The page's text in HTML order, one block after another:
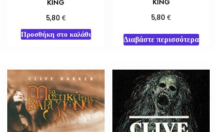
KING
5,80 €
Προσθήκη στο καλάθι
5,80€
Διαβάστε περισσότερα